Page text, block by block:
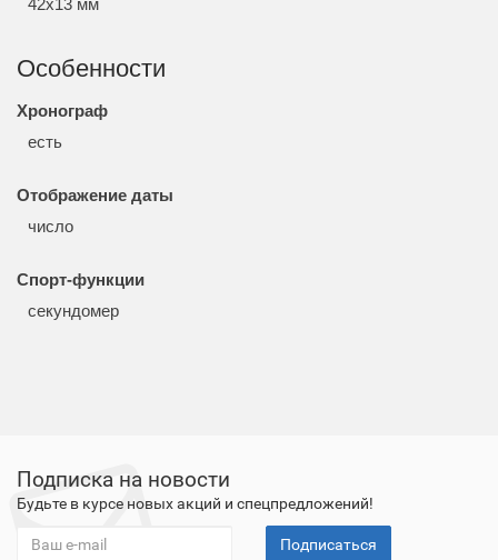
42x13 мм
Особенности
Хронограф
есть
Отображение даты
число
Спорт-функции
секундомер
Подписка на новости
Будьте в курсе новых акций и спецпредложений!
Подписаться